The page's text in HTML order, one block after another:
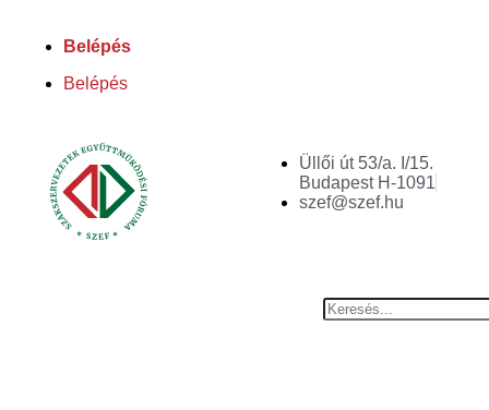
Belépés
Belépés
Üllői út 53/a. I/15.
Budapest H-1091
szef@szef.hu